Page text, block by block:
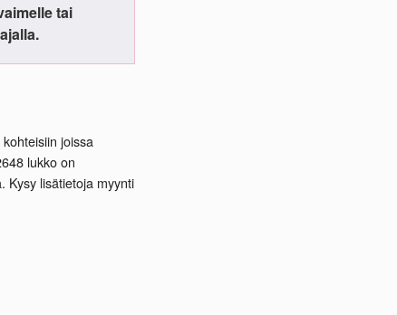
tai
joissa
lukko on
Kysy lisätietoja myynti